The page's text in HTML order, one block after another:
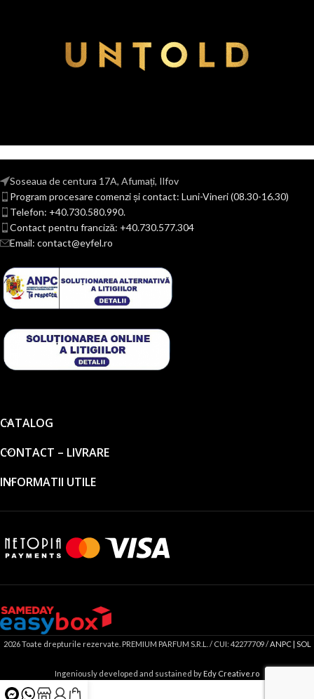
Soseaua de centura 17A, Afumați, Ilfov
Program procesare comenzi și contact: Luni-Vineri (08.30-16.30)
Telefon: +40.730.580.990.
Contact pentru franciză: +40.730.577.304
Email: contact@eyfel.ro
CATALOG
CONTACT – LIVRARE
INFORMATII UTILE
2026 Toate drepturile rezervate. PREMIUM PARFUM S.R.L. / CUI: 42277709 / ANPC | SOL
Ingeniously developed and sustained byEdy Creative.ro